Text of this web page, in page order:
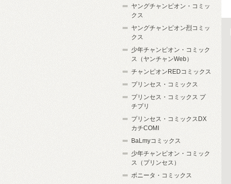
ヤングチャンピオン・コミッ
クス
ヤングチャンピオン烈コミッ
クス
少年チャンピオン・コミック
ス（ヤンチャンWeb）
チャンピオンREDコミックス
プリンセス・コミックス
プリンセス・コミックス プ
チプリ
プリンセス・コミックスDX
カチCOMI
BaLmyコミックス
少年チャンピオン・コミック
ス（プリンセス）
ボニータ・コミックス